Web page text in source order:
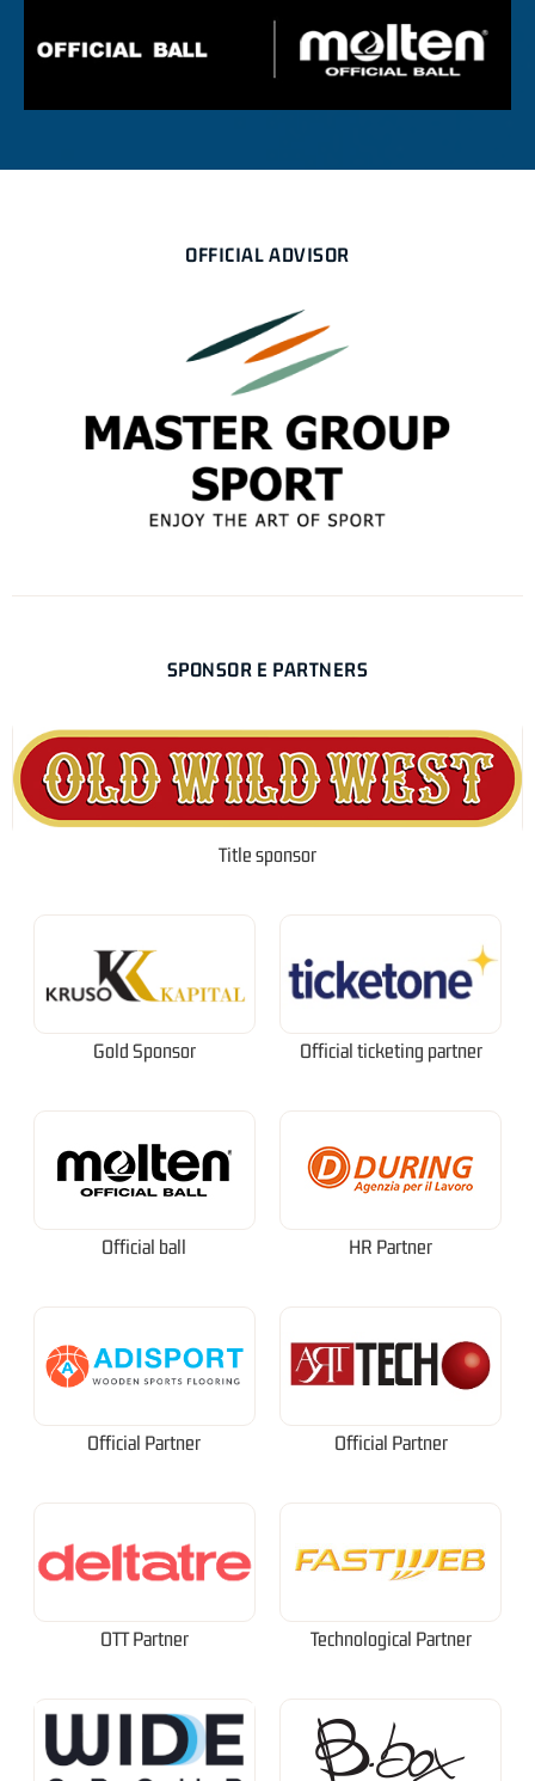
OFFICIAL ADVISOR
SPONSOR E PARTNERS
Title sponsor
Gold Sponsor Official ticketing partner
Official ball HR Partner
Official Partner Official Partner
OTT Partner Technological Partner